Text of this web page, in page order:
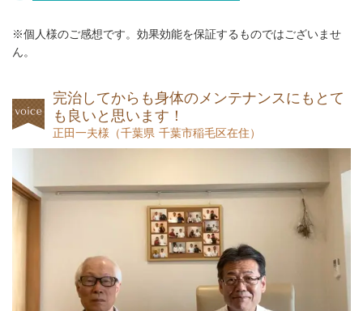
※個人様のご感想です。効果効能を保証するものではございませ
ん。
完治してからも身体のメンテナンスにもとて
も良いと思います！
正田一夫様 （千葉県 千葉市稲毛区在住）